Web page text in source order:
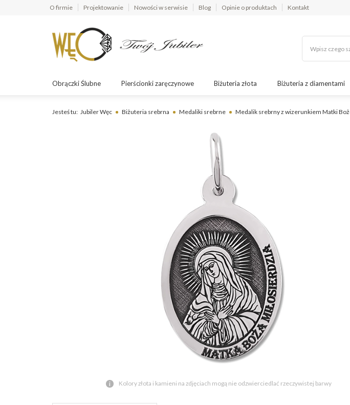
O firmie Projektowanie Nowości w serwisie Blog Opinie o produktach Kontakt
Obrączki Ślubne Pierścionki zaręczynowe Biżuteria złota Biżuteria z diamentami
Jesteś tu: Jubiler Węc Biżuteria srebrna Medaliki srebrne Medalik srebrny z wizerunkiem Matki
Kolory złota i kamieni na zdjęciach mogą nie odzwierciedlać rzeczywistej barwy